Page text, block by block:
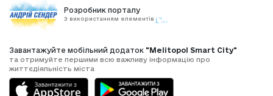
Розробник порталу
З використанням елементів
Завантажуйте мобільний додаток "Melitopol Smart City"
та отримуйте першими всю важливу інформацію про
життєдіяльність міста